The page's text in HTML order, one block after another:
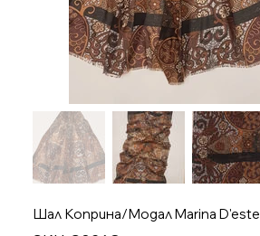
Шал Коприна/Модал Marina D'este